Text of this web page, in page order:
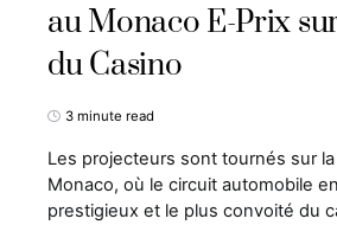
au Monaco E-Prix
du Casino
3 minute read
Les projecteurs sont tournés sur
Monaco, où le circuit automobile
prestigieux et le plus convoité du